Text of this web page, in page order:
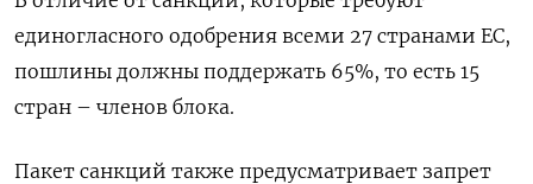
единогласного одобрения всеми 27 странами ЕС,
пошлины должны поддержать 65%, то есть 15
стран – членов блока.
Пакет санкций также предусматривает запрет